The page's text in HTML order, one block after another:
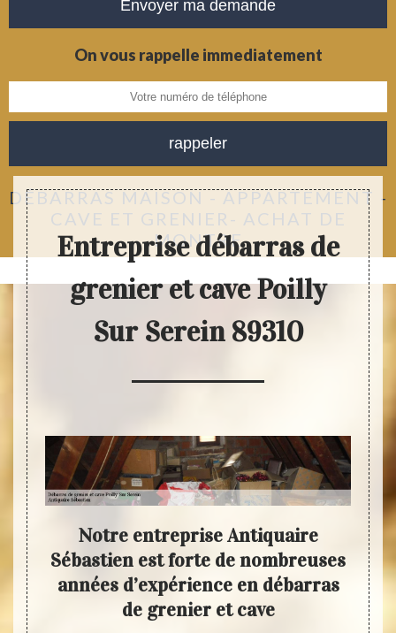
On vous rappelle immediatement
DÉBARRAS MAISON - APPARTEMENT -
CAVE ET GRENIER- ACHAT DE
MONTRE
Entreprise débarras de
grenier et cave Poilly
Sur Serein 89310
:
Notre entreprise Antiquaire
Sébastien est forte de nombreuses
années d’expérience en débarras
de grenier et cave
Vous